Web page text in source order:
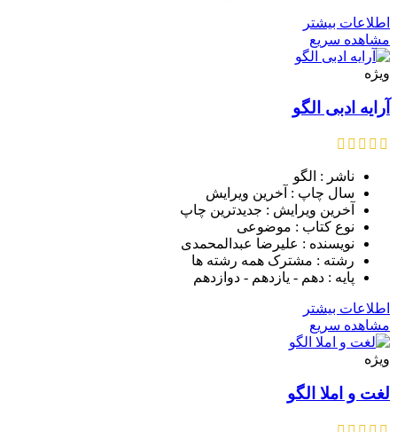
اطلاعات بیشتر
مشاهده سریع
ویژه
آرایه ادبی الگو
ناشر : الگو
سال چاپ : آخرین ویرایش
آخرین ویرایش : جدیدترین چاپ
نوع کتاب : موضوعی
نویسنده : علیرضا عبدالمحمدی
رشته : مشترک همه رشته ها
پایه : دهم - یازدهم - دوازدهم
اطلاعات بیشتر
مشاهده سریع
ویژه
لغت و املا الگو